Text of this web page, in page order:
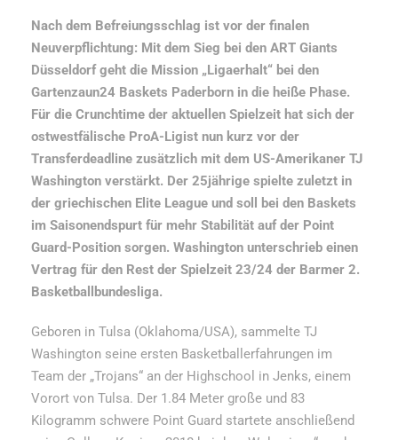
Nach dem Befreiungsschlag ist vor der finalen
Neuverpflichtung: Mit dem Sieg bei den ART Giants
Düsseldorf geht die Mission „Ligaerhalt“ bei den
Gartenzaun24 Baskets Paderborn in die heiße Phase.
Für die Crunchtime der aktuellen Spielzeit hat sich der
ostwestfälische ProA-Ligist nun kurz vor der
Transferdeadline zusätzlich mit dem US-Amerikaner TJ
Washington verstärkt. Der 25jährige spielte zuletzt in
der griechischen Elite League und soll bei den Baskets
im Saisonendspurt für mehr Stabilität auf der Point
Guard-Position sorgen. Washington unterschrieb einen
Vertrag für den Rest der Spielzeit 23/24 der Barmer 2.
Basketballbundesliga.
Geboren in Tulsa (Oklahoma/USA), sammelte TJ
Washington seine ersten Basketballerfahrungen im
Team der „Trojans“ an der Highschool in Jenks, einem
Vorort von Tulsa. Der 1.84 Meter große und 83
Kilogramm schwere Point Guard startete anschließend